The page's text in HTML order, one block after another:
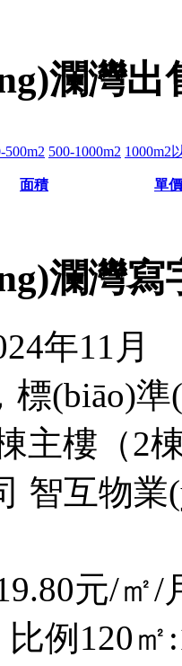
瀾灣出
500m2 500-1000m2 1000m2
面積 單價
瀾灣寫
年11月
，標(biāo)
主樓（2
智互物業
元/㎡/
比例120㎡